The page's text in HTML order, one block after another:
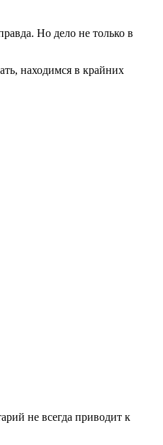
Но дело не только в
находимся в крайних
не всегда приводит к